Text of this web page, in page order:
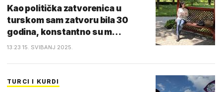
Kao politička zatvorenica u
turskom sam zatvoru bila 30
godina, konstantno su m…
13:23 15. SVIBANJ 2025.
TURCI I KURDI